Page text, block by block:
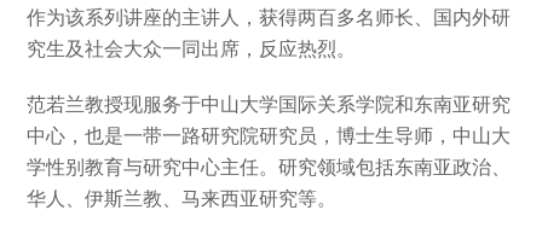
作为该系列讲座的主讲人，获得两百多名师长、国内外研
究生及社会大众一同出席，反应热烈。
范若兰教授现服务于中山大学国际关系学院和东南亚研究
中心，也是一带一路研究院研究员，博士生导师，中山大
学性别教育与研究中心主任。研究领域包括东南亚政治、
华人、伊斯兰教、马来西亚研究等。